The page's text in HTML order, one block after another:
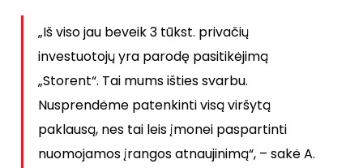
„Iš viso jau beveik 3 tūkst. privačių
investuotojų yra parodę pasitikėjimą
„Storent“. Tai mums išties svarbu.
Nusprendėme patenkinti visą viršytą
paklausą, nes tai leis įmonei paspartinti
nuomojamos įrangos atnaujinimą“, – sakė A.